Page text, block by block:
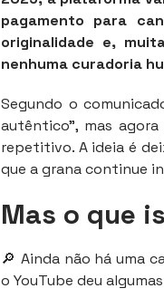
pagamento para
originalidade e,
nenhuma curadoria
Segundo o
autêntico”, mas
repetitivo. A ideia é
que a grana continue
Mas o que
🔎 Ainda não há uma
o YouTube deu